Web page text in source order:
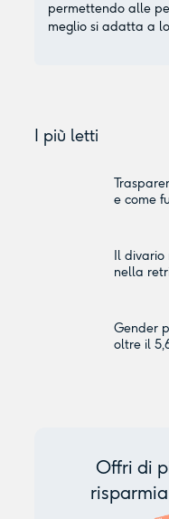
permettendo alle
meglio si adatta a
I più letti
e come
Il
nella
Gender
oltre il
Offri di